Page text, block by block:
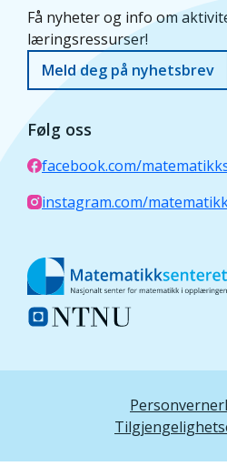
Få nyheter og info om
læringsressurser!
Meld deg på nyhetsbrev
Følg oss
facebook.com/
instagram.com/